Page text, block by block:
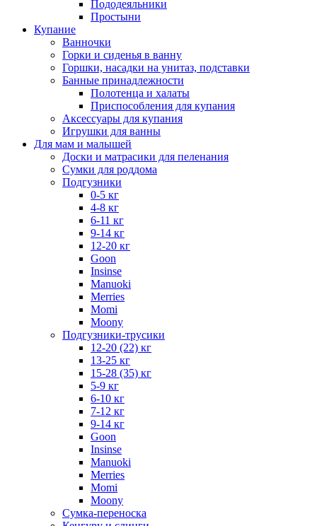
Пододеяльники
Простыни
Купание
Ванночки
Горки и сиденья в ванну
Горшки, насадки на унитаз, подставки
Банные принадлежности
Полотенца и халаты
Приспособления для купания
Аксессуары для купания
Игрушки для ванны
Для мам и малышей
Доски и матрасики для пеленания
Сумки для роддома
Подгузники
0-5 кг
4-8 кг
6-11 кг
9-14 кг
12-20 кг
Goon
Insinse
Manuoki
Merries
Momi
Moony
Подгузники-трусики
12-20 (22) кг
13-25 кг
15-28 (35) кг
5-9 кг
6-10 кг
7-12 кг
9-14 кг
Goon
Insinse
Manuoki
Merries
Momi
Moony
Сумка-переноска